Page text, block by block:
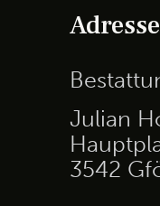
Adresse
Julian
3542